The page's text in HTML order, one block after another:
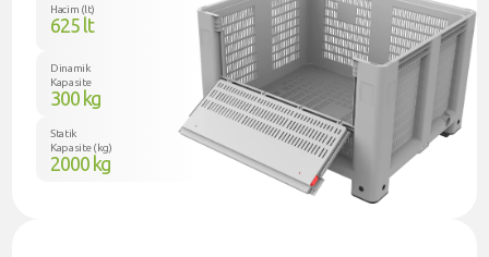
Hacim (lt)
625 lt
Dinamik
Kapasite
300 kg
Statik
Kapasite (kg)
2000 kg